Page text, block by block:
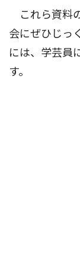
これら資料
会にぜひじっ
には、学芸員
す。